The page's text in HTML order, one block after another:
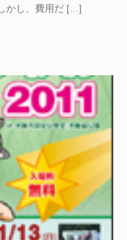
かし、費用だ […]